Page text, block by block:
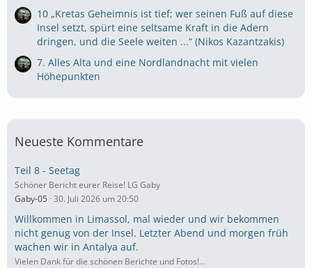
10 „Kretas Geheimnis ist tief; wer seinen Fuß auf diese
Insel setzt, spürt eine seltsame Kraft in die Adern
dringen, und die Seele weiten ...“ (Nikos Kazantzakis)
7. Alles Alta und eine Nordlandnacht mit vielen
Höhepunkten
Neueste Kommentare
Teil 8 - Seetag
Schöner Bericht eurer Reise! LG Gaby
Gaby-05 30. Juli 2026 um 20:50
Willkommen in Limassol, mal wieder und wir bekommen
nicht genug von der Insel. Letzter Abend und morgen früh
wachen wir in Antalya auf.
Vielen Dank für die schönen Berichte und Fotos!…